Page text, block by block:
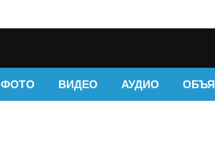
ФОТО ВИДЕО АУДИО